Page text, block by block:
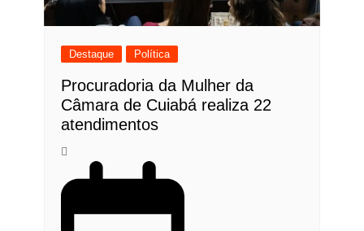
Destaque Política
Procuradoria da Mulher da
Câmara de Cuiabá realiza 22
atendimentos